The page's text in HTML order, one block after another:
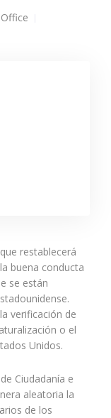
restablecerá
buena conducta
se están
verificación de
o el
Unidos.
Ciudadanía e
aleatoria la
de los